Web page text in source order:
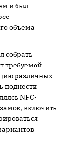
и был
объема
собрать
требуемой.
различных
поднести
NFC-
включить